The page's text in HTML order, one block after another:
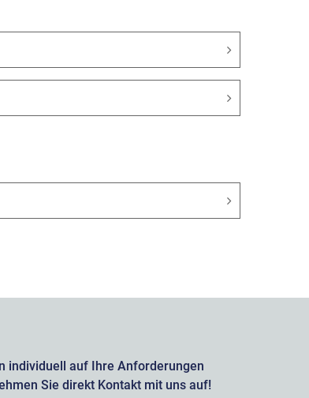
individuell auf Ihre Anforderungen
Sie direkt Kontakt mit uns auf!